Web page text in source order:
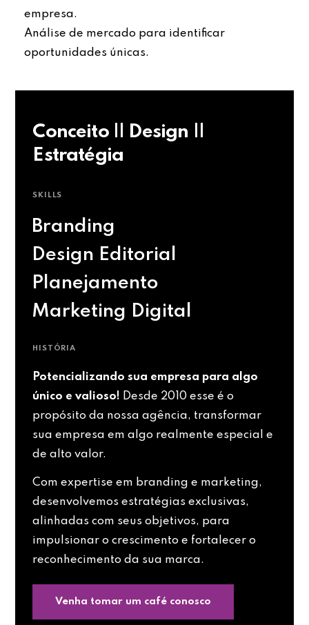
empresa.
Análise de mercado para identificar
oportunidades únicas.
Conceito || Design ||
Estratégia
SKILLS
Branding
Design Editorial
Planejamento
Marketing Digital
HISTÓRIA
Potencializando sua empresa para algo
único e valioso! Desde 2010 esse é o
propósito da nossa agência, transformar
sua empresa em algo realmente especial e
de alto valor.
Com expertise em branding e marketing,
desenvolvemos estratégias exclusivas,
alinhadas com seus objetivos, para
impulsionar o crescimento e fortalecer o
reconhecimento da sua marca.
Venha tomar um café conosco